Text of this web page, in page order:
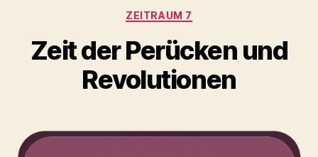
Kategorien
ZEITRAUM 7
Zeit der Perücken und
Revolutionen